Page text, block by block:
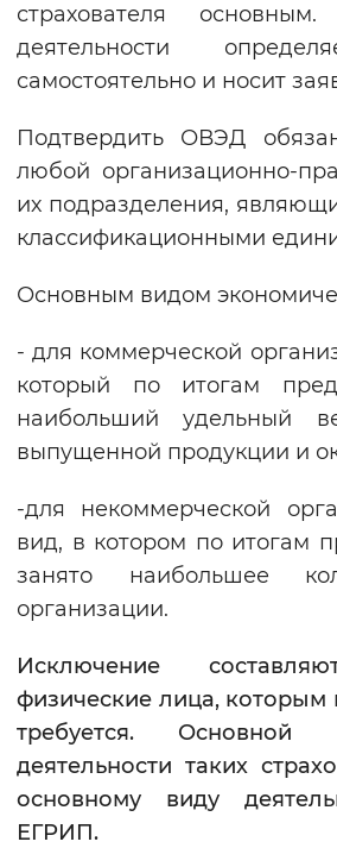
Звуковой
Воспроизвести
Вернуть
страхователя
деятельности
самостоятельно и носит
Подтвердить ОВЭД
любой организационно-
их подразделения,
классификационными
Основным видом
- для коммерческой
который по итогам
наибольший удельный
выпущенной продукции и
-для некоммерческой
вид, в котором по итогам
занято наибольшее
организации.
Исключение
физические лица,
требуется. Основной
деятельности таких
основному виду
ЕГРИП.